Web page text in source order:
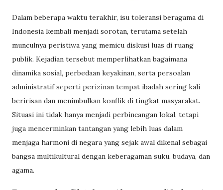
Dalam beberapa waktu terakhir, isu toleransi beragama di
Indonesia kembali menjadi sorotan, terutama setelah
munculnya peristiwa yang memicu diskusi luas di ruang
publik. Kejadian tersebut memperlihatkan bagaimana
dinamika sosial, perbedaan keyakinan, serta persoalan
administratif seperti perizinan tempat ibadah sering kali
beririsan dan menimbulkan konflik di tingkat masyarakat.
Situasi ini tidak hanya menjadi perbincangan lokal, tetapi
juga mencerminkan tantangan yang lebih luas dalam
menjaga harmoni di negara yang sejak awal dikenal sebagai
bangsa multikultural dengan keberagaman suku, budaya, dan
agama.